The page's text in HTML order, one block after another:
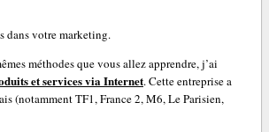
dans votre marketing.
méthodes que vous allez apprendre, j’ai
et services via Internet. Cette entreprise a
(notamment TF1, France 2, M6, Le Parisien,